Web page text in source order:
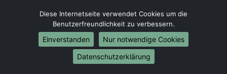
Umzug von Osnabrück nach Norwegen
Umzüge-Deutschlandweit
Umzug von Osnabrück nach Berlin
Umzug von Osnabrück nach Hamburg
Diese Internetseite verwendet Cookies um die
Benutzerfreundlichkeit zu verbessern.
Einverstanden
Nur notwendige Cookies
Datenschutzerklärung